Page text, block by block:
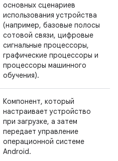
основных сценариев
использования устройства
(например, базовые полосы
сотовой связи, цифровые
сигнальные процессоры,
графические процессоры и
процессоры машинного
обучения).
Компонент, который
настраивает устройство
при загрузке, а затем
передает управление
операционной системе
Android.